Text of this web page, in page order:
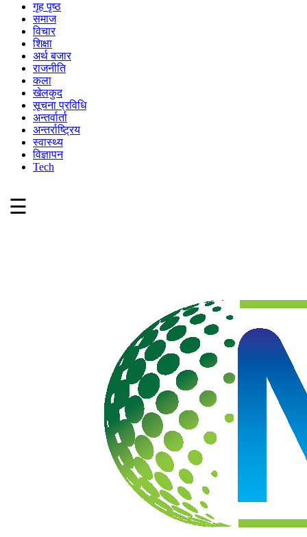
गृह पृष्ठ
समाज
विचार
शिक्षा
अर्थ बजार
राजनीति
कला
खेलकुद
सूचना प्रविधि
अन्तर्वार्ता
अन्तर्राष्ट्रिय
स्वास्थ्य
विज्ञापन
Tech
☰